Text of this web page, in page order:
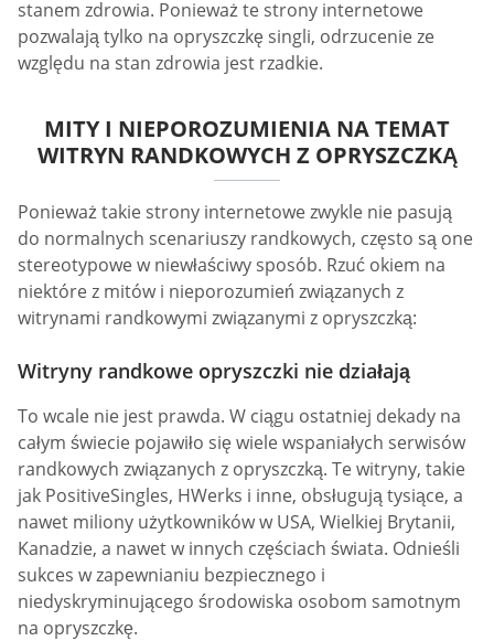
stanem zdrowia. Ponieważ te strony internetowe
pozwalają tylko na opryszczkę singli, odrzucenie ze
względu na stan zdrowia jest rzadkie.
MITY I NIEPOROZUMIENIA NA TEMAT
WITRYN RANDKOWYCH Z OPRYSZCZKĄ
Ponieważ takie strony internetowe zwykle nie pasują
do normalnych scenariuszy randkowych, często są one
stereotypowe w niewłaściwy sposób. Rzuć okiem na
niektóre z mitów i nieporozumień związanych z
witrynami randkowymi związanymi z opryszczką:
Witryny randkowe opryszczki nie działają
To wcale nie jest prawda. W ciągu ostatniej dekady na
całym świecie pojawiło się wiele wspaniałych serwisów
randkowych związanych z opryszczką. Te witryny, takie
jak PositiveSingles, HWerks i inne, obsługują tysiące, a
nawet miliony użytkowników w USA, Wielkiej Brytanii,
Kanadzie, a nawet w innych częściach świata. Odnieśli
sukces w zapewnianiu bezpiecznego i
niedyskryminującego środowiska osobom samotnym
na opryszczkę.